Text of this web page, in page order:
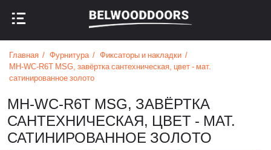
НАЗАД В МЕНЮ
НАЗАД В МЕНЮ
Главная Фурнитура
Фиксаторы и накладки
MH-WC-R6T MSG, завёртка сантехническая, цвет - мат.
сатинированное золото
MH-WC-R6T MSG, ЗАВЁРТКА
САНТЕХНИЧЕСКАЯ, ЦВЕТ - МАТ.
САТИНИРОВАННОЕ ЗОЛОТО